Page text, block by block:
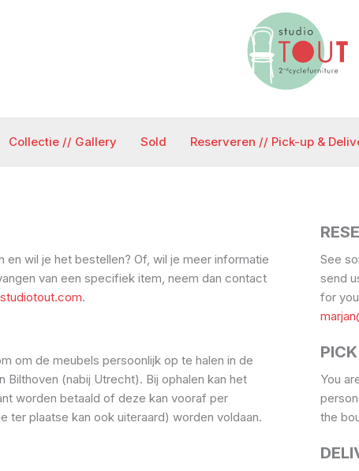
Collectie // Gallery Sold Reserveren // Pick-up &
en wil je het bestellen? Of, wil je meer informatie
van een specifiek item, neem dan contact
.
om de meubels persoonlijk op te halen in de
Bilthoven (nabij Utrecht). Bij ophalen kan het
worden betaald of deze kan vooraf per
ter plaatse kan ook uiteraard) worden voldaan.
See
send
for
You
the